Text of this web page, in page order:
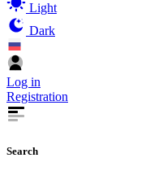
Light
Dark
Log in
Registration
Search